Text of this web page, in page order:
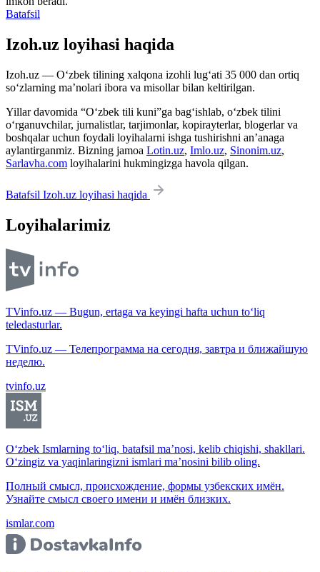
Batafsil
Izoh.uz loyihasi haqida
Izoh.uz — O‘zbek tilining xalqona izohli lug‘ati 35 000 dan ortiq
so‘zlarning ma’nolari ibora va misollar bilan keltirilgan.
Yillar davomida “O‘zbek tili kuni”ga bag‘ishlab, o‘zbek tilini
o‘rganuvchilar, jurnalistlar, tarjimonlar, kopirayterlar, blogerlar va
boshqalar uchun foydali loyihalarni ishga tushirishni an’anaga
aylantirganmiz. Bizning jamoa Lotin.uz, Imlo.uz, Sinonim.uz,
Sarlavha.com loyihalarini hukmingizga havola qilgan.
Batafsil Izoh.uz loyihasi haqida
Loyihalarimiz
TVinfo.uz — Bugun, ertaga va keyingi hafta uchun to‘liq
teledasturlar.
TVinfo.uz — Телепрограмма на сегодня, завтра и ближайшую
неделю.
tvinfo.uz
O‘zbek Ismlarning to‘liq, batafsil ma’nosi, kelib chiqishi, shakllari.
O‘zingiz va yaqinlaringizni ismlari ma’nosini bilib oling.
Полный смысл, происхождение, формы узбекских имён.
Узнайте смысл своего имени и имён близких.
ismlar.com